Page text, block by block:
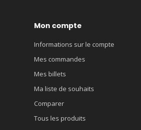
Mon compte
Informations sur le compte
Mes commandes
Mes billets
Ma liste de souhaits
Comparer
Tous les produits